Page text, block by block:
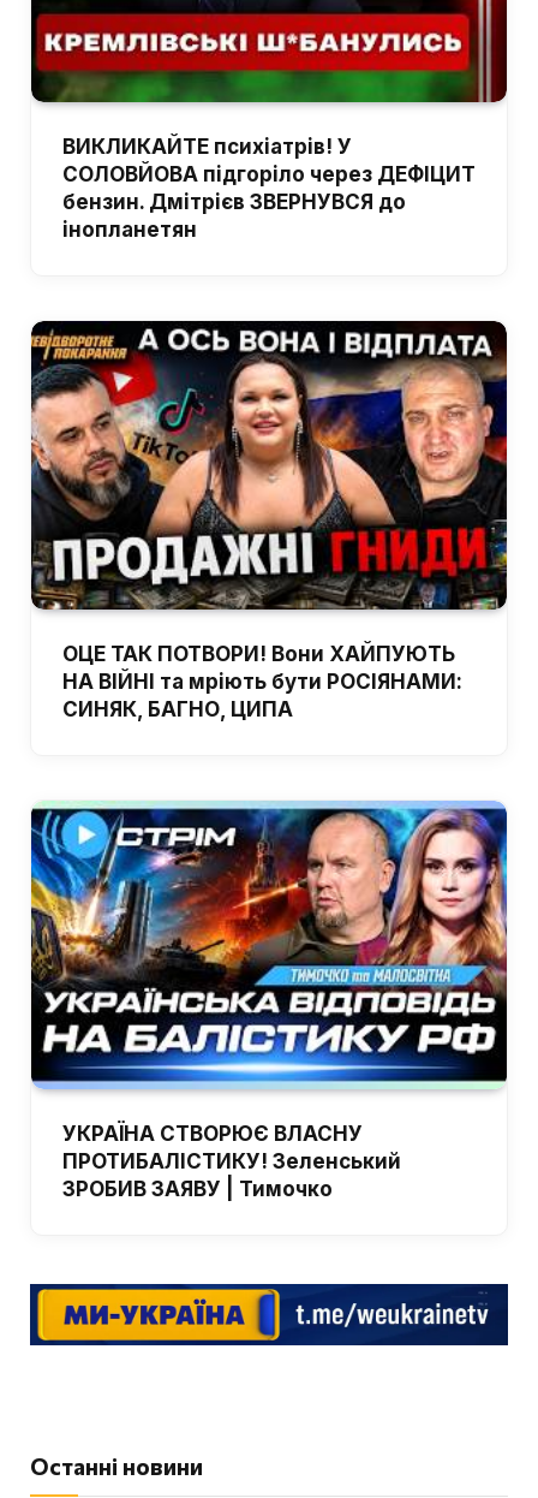
ВИКЛИКАЙТЕ психіатрів! У
СОЛОВЙОВА підгоріло через ДЕФІЦИТ
бензин. Дмітрієв ЗВЕРНУВСЯ до
інопланетян
ОЦЕ ТАК ПОТВОРИ! Вони ХАЙПУЮТЬ
НА ВІЙНІ та мріють бути РОСІЯНАМИ:
СИНЯК, БАГНО, ЦИПА
УКРАЇНА СТВОРЮЄ ВЛАСНУ
ПРОТИБАЛІСТИКУ! Зеленський
ЗРОБИВ ЗАЯВУ | Тимочко
Останні новини